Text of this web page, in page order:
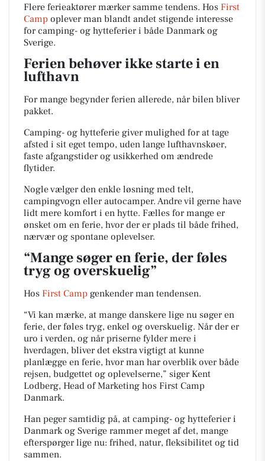
Flere ferieaktører mærker samme tendens. Hos First
Camp oplever man blandt andet stigende interesse
for camping- og hytteferier i både Danmark og
Sverige.
Ferien behøver ikke starte i en
lufthavn
For mange begynder ferien allerede, når bilen bliver
pakket.
Camping- og hytteferie giver mulighed for at tage
afsted i sit eget tempo, uden lange lufthavnskøer,
faste afgangstider og usikkerhed om ændrede
flytider.
Nogle vælger den enkle løsning med telt,
campingvogn eller autocamper. Andre vil gerne have
lidt mere komfort i en hytte. Fælles for mange er
ønsket om en ferie, hvor der er plads til både frihed,
nærvær og spontane oplevelser.
“Mange søger en ferie, der føles
tryg og overskuelig”
Hos First Camp genkender man tendensen.
“Vi kan mærke, at mange danskere lige nu søger en
ferie, der føles tryg, enkel og overskuelig. Når der er
uro i verden, og når priserne fylder mere i
hverdagen, bliver det ekstra vigtigt at kunne
planlægge en ferie, hvor man har overblik over både
rejsen, budgettet og oplevelserne,” siger Kent
Lodberg, Head of Marketing hos First Camp
Danmark.
Han peger samtidig på, at camping- og hytteferier i
Danmark og Sverige rammer meget af det, mange
efterspørger lige nu: frihed, natur, fleksibilitet og tid
sammen.